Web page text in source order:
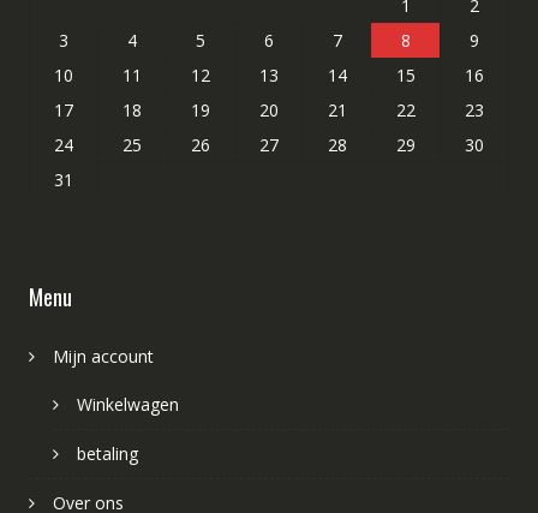
1
2
3
4 5 6 7 8
9
10
11 12 13 14 15
16
17
18 19 20 21 22
23
24
25 26 27 28 29
30
31
Menu
Mijn account
Winkelwagen
betaling
Over ons